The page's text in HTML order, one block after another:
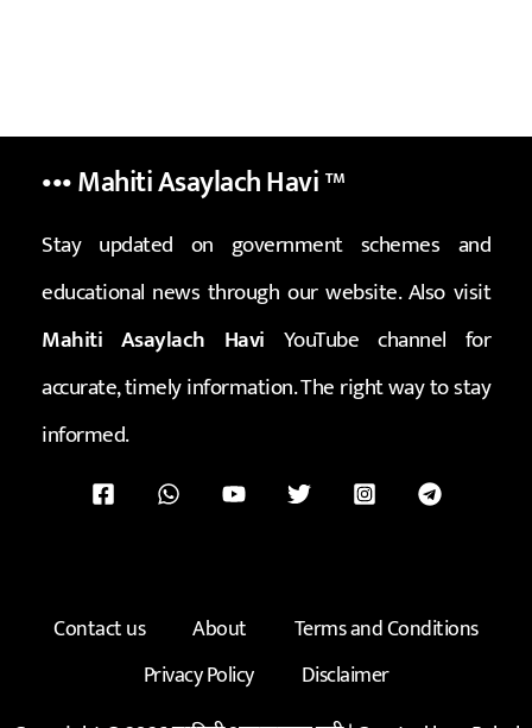
••• Mahiti Asaylach Havi™
Stay updated on government schemes and
educational news through our website. Also visit
Mahiti Asaylach Havi YouTube channel for
accurate, timely information. The right way to stay
informed.
Contact us About
Terms and Conditions
Privacy Policy
Disclaimer